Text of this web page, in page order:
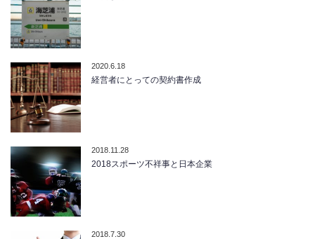
2020.6.18
経営者にとっての契約書作成
2018.11.28
2018スポーツ不祥事と日本企業
2018.7.30